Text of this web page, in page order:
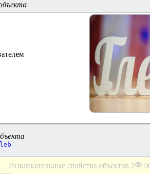
Gleb
Развлекательные свойства объектов 1 0